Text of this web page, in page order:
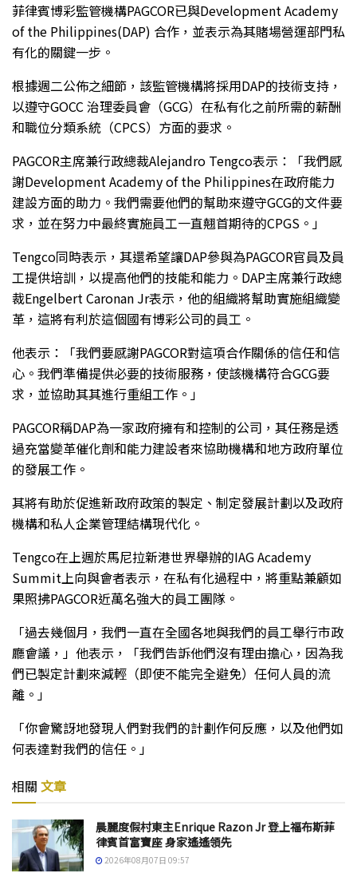
菲律賓博彩監管機構PAGCOR已與Development Academy
of the Philippines(DAP) 合作，並表示為其賭場營運部門私
有化的關鍵一步。
根據週二公佈之細節，該監管機構將採用DAP的技術支持，
以遵守GOCC 治理委員會（GCG）在私有化之前所需的薪酬
和職位分類系統（CPCS）方面的要求。
PAGCOR主席兼行政總裁Alejandro Tengco表示：「我們感
謝Development Academy of the Philippines在政府能力
建設方面的助力。我們需要他們的幫助來遵守GCG的文件要
求，並在努力中最終實施員工一直翹首期待的CPGS。」
Tengco同時表示，其還希望讓DAP參與為PAGCOR官員及員
工提供培訓，以提高他們的技能和能力。DAP主席兼行政總
裁Engelbert Caronan Jr表示，他的組織將幫助實施組織變
革，這將有利於這個國有博彩公司的員工。
他表示：「我們要感謝PAGCOR對這項合作關係的信任和信
心。我們準備提供必要的技術服務，使該機構符合GCG要
求，並協助其其進行重組工作。」
PAGCOR稱DAP為一家政府擁有和控制的公司，其任務是透
過充當變革催化劑和能力建設者來協助機構和地方政府單位
的發展工作。
其將有助於促進新政府政策的製定、制定發展計劃以及政府
機構和私人企業管理結構現代化。
Tengco在上週於馬尼拉新港世界舉辦的IAG Academy
Summit上向與會者表示，在私有化過程中，將重點兼顧如
果照拂PAGCOR近萬名強大的員工團隊。
「過去幾個月，我們一直在全國各地與我們的員工舉行市政
廳會議，」他表示，「我們告訴他們沒有理由擔心，因為我
們已製定計劃來減輕（即使不能完全避免）任何人員的流
離。」
「你會驚訝地發現人們對我們的計劃作何反應，以及他們如
何表達對我們的信任。」
相關 文章
晨麗度假村東主Enrique Razon Jr 登上福布斯菲
律賓首富寶座 身家遙遙領先
2026年08月07日 09:57